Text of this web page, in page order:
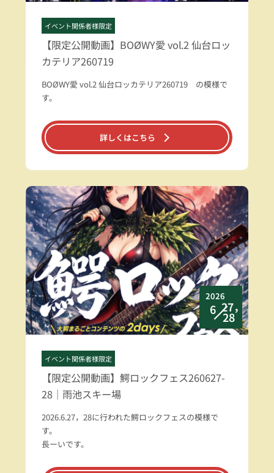
イベント関係者様限定
【限定公開動画】BOØWY愛 vol.2 仙台ロッ
カテリア260719
BOØWY愛 vol.2 仙台ロッカテリア260719 の模様で
す。
詳しくはこちら
2026
6 27，
28
イベント関係者様限定
【限定公開動画】鰐ロックフェス260627-
28｜雨池スキー場
2026.6.27，28に行われた鰐ロックフェスの模様で
す。
長ーいです。